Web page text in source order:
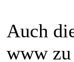
Auch
www zu